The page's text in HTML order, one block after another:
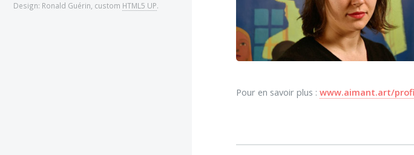
Pour en savoir plus :www.aimant.art/
Design: Ronald Guérin, custom HTML5 UP.